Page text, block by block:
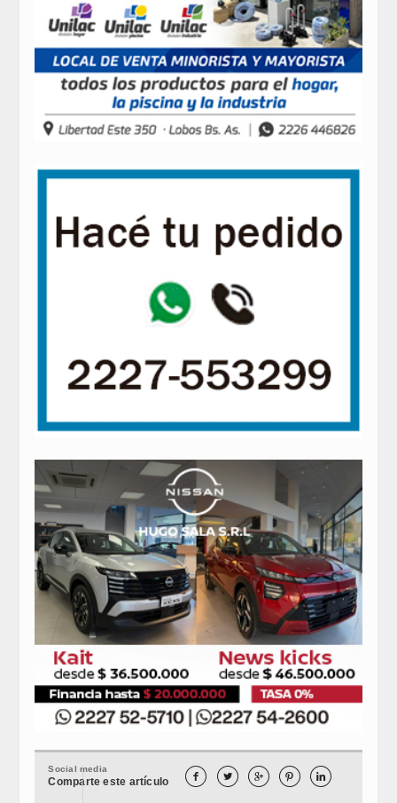
Social media
Comparte este artículo     